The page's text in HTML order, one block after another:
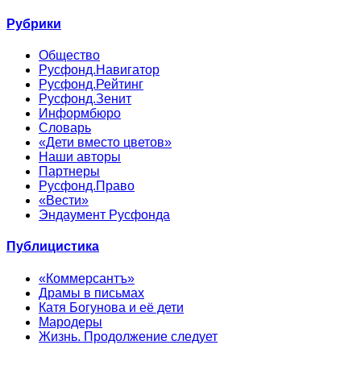
Рубрики
Общество
Русфонд.Навигатор
Русфонд.Рейтинг
Русфонд.Зенит
Информбюро
Словарь
«Дети вместо цветов»
Наши авторы
Партнеры
Русфонд.Право
«Вести»
Эндаумент Русфонда
Публицистика
«Коммерсантъ»
Драмы в письмах
Катя Богунова и её дети
Мародеры
Жизнь. Продолжение следует